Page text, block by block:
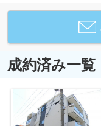
成約済み一覧